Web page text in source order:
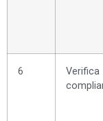
6
Verifica